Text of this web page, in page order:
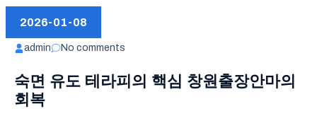
2026-01-08
admin No comments
숙면 유도 테라피의 핵심 창원출장안마의
회복